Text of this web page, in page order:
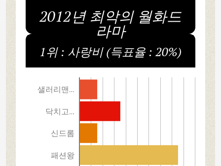
2012년 최악의 월화드
라마
1위 : 사랑비 (득표율 : 20%)
샐러리맨…
닥치고…
신드롬
패션왕